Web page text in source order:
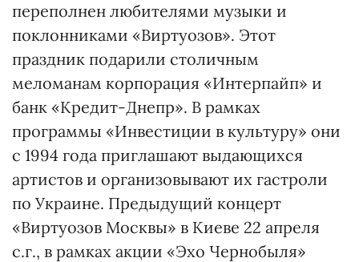
переполнен любителями музыки и
поклонниками «Виртуозов». Этот
праздник подарили столичным
меломанам корпорация «Интерпайп» и
банк «Кредит-Днепр». В рамках
программы «Инвестиции в культуру» они
с 1994 года приглашают выдающихся
артистов и организовывают их гастроли
по Украине. Предыдущий концерт
«Виртуозов Москвы» в Киеве 22 апреля
с.г., в рамках акции «Эхо Чернобыля»